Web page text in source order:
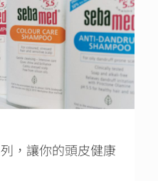
，讓你的頭皮健康